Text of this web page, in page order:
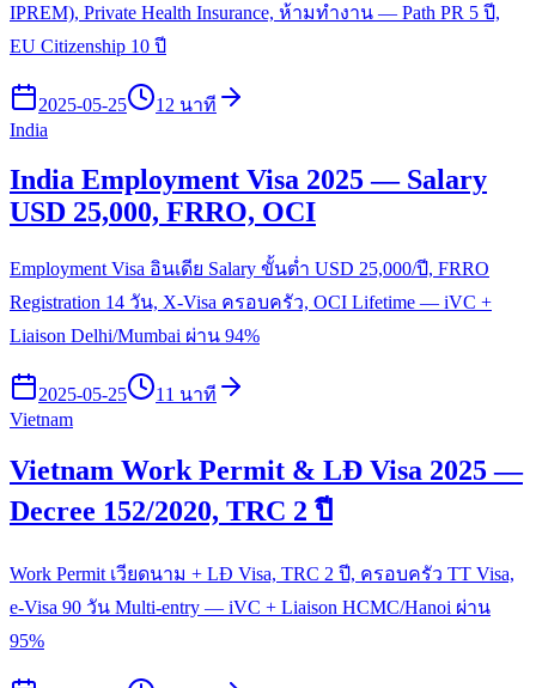
IPREM), Private Health Insurance, ห้ามทำงาน — Path PR 5 ปี,
EU Citizenship 10 ปี
2025-05-25
12 นาที
India
India Employment Visa 2025 — Salary
USD 25,000, FRRO, OCI
Employment Visa อินเดีย Salary ขั้นต่ำ USD 25,000/ปี, FRRO
Registration 14 วัน, X-Visa ครอบครัว, OCI Lifetime — iVC +
Liaison Delhi/Mumbai ผ่าน 94%
2025-05-25
11 นาที
Vietnam
Vietnam Work Permit & LĐ Visa 2025 —
Decree 152/2020, TRC 2 ปี
Work Permit เวียดนาม + LĐ Visa, TRC 2 ปี, ครอบครัว TT Visa,
e-Visa 90 วัน Multi-entry — iVC + Liaison HCMC/Hanoi ผ่าน
95%